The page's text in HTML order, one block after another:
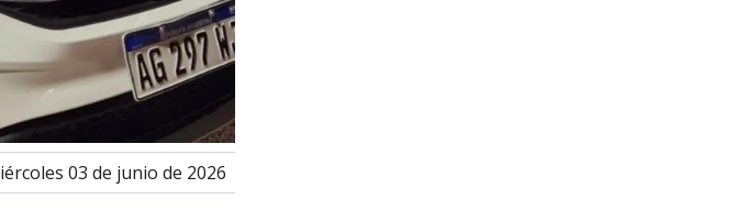
miércoles 03 de junio de 2026